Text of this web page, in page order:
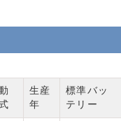
生産
年
標準バッ
テリー